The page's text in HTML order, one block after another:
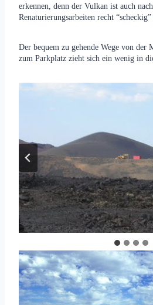
erkennen, denn der Vulkan ist auch
Renaturierungsarbeiten recht “scheckig”
Der bequem zu gehende Wege von der
zum Parkplatz zieht sich ein wenig in